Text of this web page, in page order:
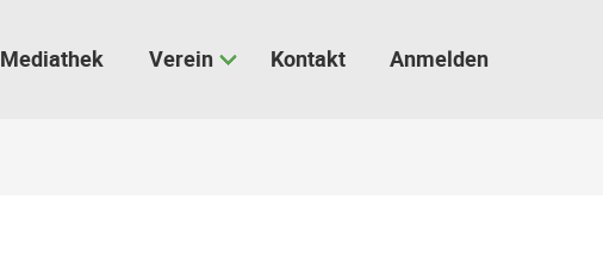
Mediathek Verein Kontakt Anmelden